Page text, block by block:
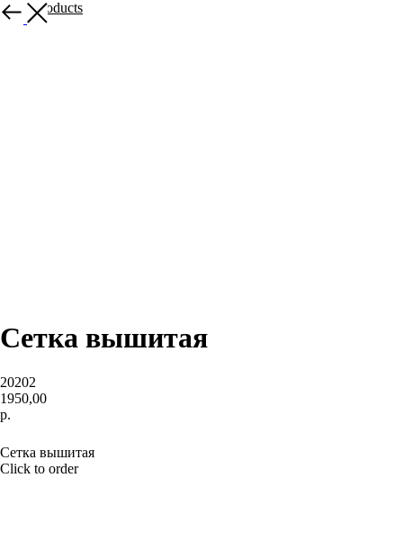
More products
Сетка вышитая
20202
1950,00
р.
Сетка вышитая
Click to order